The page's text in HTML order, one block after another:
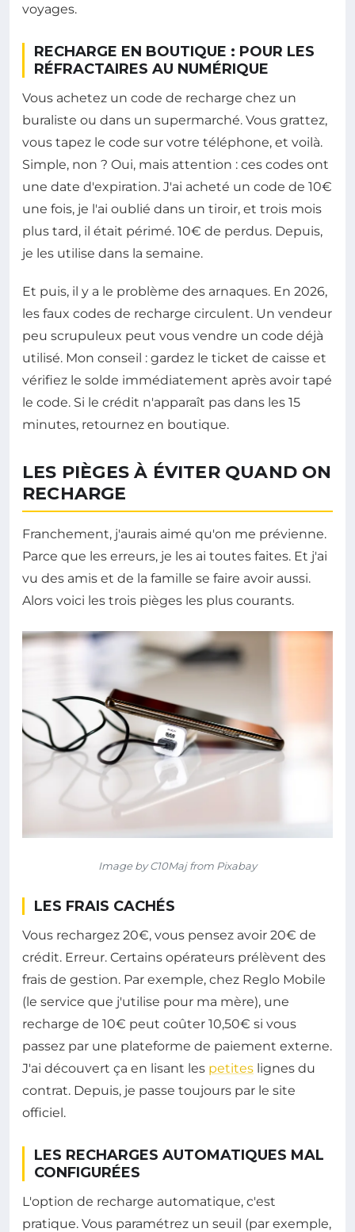
voyages.
RECHARGE EN BOUTIQUE : POUR LES
RÉFRACTAIRES AU NUMÉRIQUE
Vous achetez un code de recharge chez un
buraliste ou dans un supermarché. Vous grattez,
vous tapez le code sur votre téléphone, et voilà.
Simple, non ? Oui, mais attention : ces codes ont
une date d'expiration. J'ai acheté un code de 10€
une fois, je l'ai oublié dans un tiroir, et trois mois
plus tard, il était périmé. 10€ de perdus. Depuis,
je les utilise dans la semaine.
Et puis, il y a le problème des arnaques. En 2026,
les faux codes de recharge circulent. Un vendeur
peu scrupuleux peut vous vendre un code déjà
utilisé. Mon conseil : gardez le ticket de caisse et
vérifiez le solde immédiatement après avoir tapé
le code. Si le crédit n'apparaît pas dans les 15
minutes, retournez en boutique.
LES PIÈGES À ÉVITER QUAND ON
RECHARGE
Franchement, j'aurais aimé qu'on me prévienne.
Parce que les erreurs, je les ai toutes faites. Et j'ai
vu des amis et de la famille se faire avoir aussi.
Alors voici les trois pièges les plus courants.
Image by C10Maj from Pixabay
LES FRAIS CACHÉS
Vous rechargez 20€, vous pensez avoir 20€ de
crédit. Erreur. Certains opérateurs prélèvent des
frais de gestion. Par exemple, chez Reglo Mobile
(le service que j'utilise pour ma mère), une
recharge de 10€ peut coûter 10,50€ si vous
passez par une plateforme de paiement externe.
J'ai découvert ça en lisant les petites lignes du
contrat. Depuis, je passe toujours par le site
officiel.
LES RECHARGES AUTOMATIQUES MAL
CONFIGURÉES
L'option de recharge automatique, c'est
pratique. Vous paramétrez un seuil (par exemple,